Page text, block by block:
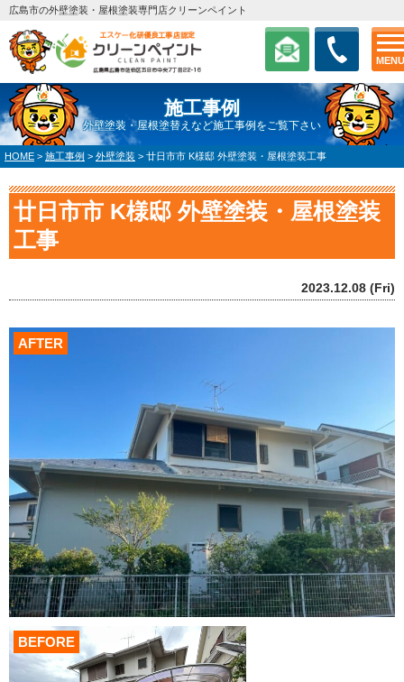
MENU
広島市の外壁塗装・屋根塗装専門店クリーンペイント
施工事例
外壁塗装・屋根塗替えなど施工事例をご覧下さい
HOME > 施工事例 > 外壁塗装 > 廿日市市 K様邸 外壁塗装・屋根塗装工事
廿日市市 K様邸 外壁塗装・屋根塗装
工事
2023.12.08 (Fri)
AFTER
BEFORE